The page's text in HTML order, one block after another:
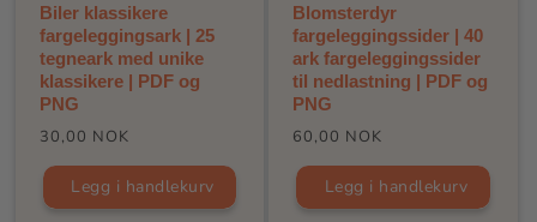
Biler klassikere
fargeleggingsark | 25
tegneark med unike
klassikere | PDF og
PNG
Vanlig
pris
30,00 NOK
Legg i handlekurv
Blomsterdyr
fargeleggingssider | 40
ark fargeleggingssider
til nedlastning | PDF og
PNG
Vanlig
pris
60,00 NOK
Legg i handlekurv